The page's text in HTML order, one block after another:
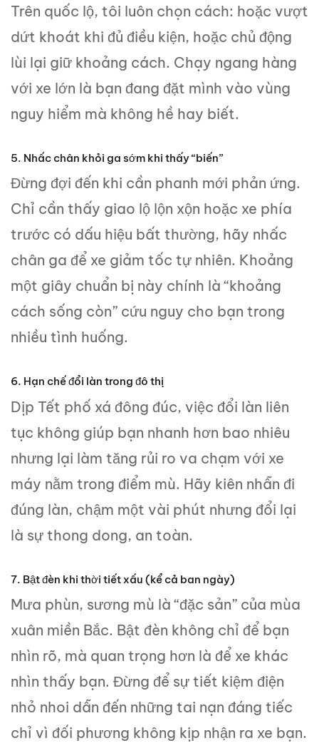
Trên quốc lộ, tôi luôn chọn cách: hoặc vượt
dứt khoát khi đủ điều kiện, hoặc chủ động
lùi lại giữ khoảng cách. Chạy ngang hàng
với xe lớn là bạn đang đặt mình vào vùng
nguy hiểm mà không hề hay biết.
5. Nhấc chân khỏi ga sớm khi thấy “biến”
Đừng đợi đến khi cần phanh mới phản ứng.
Chỉ cần thấy giao lộ lộn xộn hoặc xe phía
trước có dấu hiệu bất thường, hãy nhấc
chân ga để xe giảm tốc tự nhiên. Khoảng
một giây chuẩn bị này chính là “khoảng
cách sống còn” cứu nguy cho bạn trong
nhiều tình huống.
6. Hạn chế đổi làn trong đô thị
Dịp Tết phố xá đông đúc, việc đổi làn liên
tục không giúp bạn nhanh hơn bao nhiêu
nhưng lại làm tăng rủi ro va chạm với xe
máy nằm trong điểm mù. Hãy kiên nhẫn đi
đúng làn, chậm một vài phút nhưng đổi lại
là sự thong dong, an toàn.
7. Bật đèn khi thời tiết xấu (kể cả ban ngày)
Mưa phùn, sương mù là “đặc sản” của mùa
xuân miền Bắc. Bật đèn không chỉ để bạn
nhìn rõ, mà quan trọng hơn là để xe khác
nhìn thấy bạn. Đừng để sự tiết kiệm điện
nhỏ nhoi dẫn đến những tai nạn đáng tiếc
chỉ vì đối phương không kịp nhận ra xe bạn.